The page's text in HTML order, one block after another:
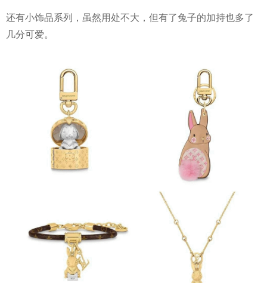
还有小饰品系列，虽然用处不大，但有了兔子的加持也多了
几分可爱。